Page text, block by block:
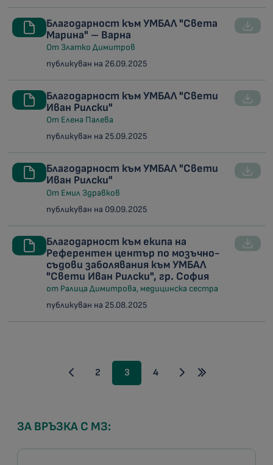
Благодарност към УМБАЛ "Света
Марина" – Варна
От Златко Димитров
публикуван на 26.09.2025
Благодарност към УМБАЛ "Свети
Иван Рилски"
От Елена Палева
публикуван на 25.09.2025
Благодарност към УМБАЛ "Свети
Иван Рилски"
От Емил Здравков
публикуван на 09.09.2025
Благодарност към екипа на
Референтен център по мозъчно-
съдови заболявания към УМБАЛ
"Свети Иван Рилски", гр. София
от Ралица Димитрова, медицинска сестра
публикуван на 25.08.2025
2 3 4
ЗА ВРЪЗКА С МЗ: